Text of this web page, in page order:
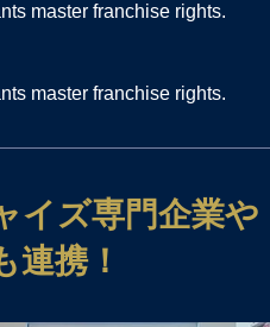
master franchise rights.
master franchise rights.
イズ専門企業や
連携！